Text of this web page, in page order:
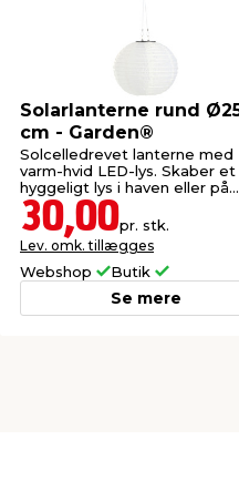
Solarlanterne rund
cm - Garden®
Solcelledrevet lanterne med
varm-hvid LED-lys. Skaber et
hyggeligt lys i haven eller på
altanen.
30,00pr. stk.
Lev. omk. tillægges
Webshop Butik
Se mere